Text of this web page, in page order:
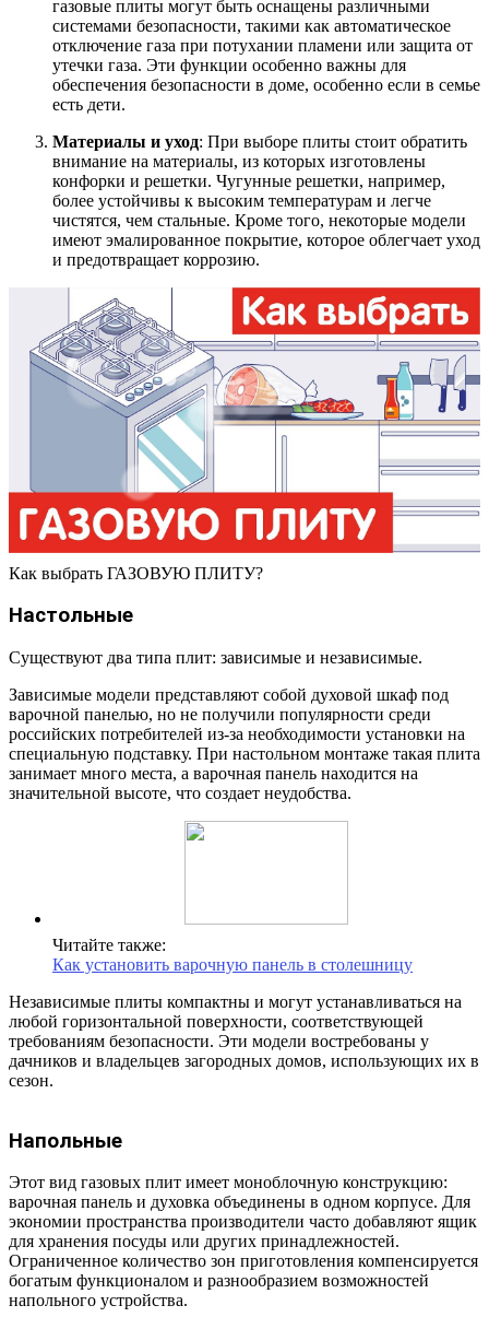
газовые плиты могут быть оснащены различными
системами безопасности, такими как автоматическое
отключение газа при потухании пламени или защита от
утечки газа. Эти функции особенно важны для
обеспечения безопасности в доме, особенно если в семье
есть дети.
Материалы и уход: При выборе плиты стоит обратить
внимание на материалы, из которых изготовлены
конфорки и решетки. Чугунные решетки, например,
более устойчивы к высоким температурам и легче
чистятся, чем стальные. Кроме того, некоторые модели
имеют эмалированное покрытие, которое облегчает уход
и предотвращает коррозию.
Как выбрать ГАЗОВУЮ ПЛИТУ?
Настольные
Существуют два типа плит: зависимые и независимые.
Зависимые модели представляют собой духовой шкаф под
варочной панелью, но не получили популярности среди
российских потребителей из-за необходимости установки на
специальную подставку. При настольном монтаже такая плита
занимает много места, а варочная панель находится на
значительной высоте, что создает неудобства.
Читайте также:
Как установить варочную панель в столешницу
Независимые плиты компактны и могут устанавливаться на
любой горизонтальной поверхности, соответствующей
требованиям безопасности. Эти модели востребованы у
дачников и владельцев загородных домов, использующих их в
сезон.
Напольные
Этот вид газовых плит имеет моноблочную конструкцию:
варочная панель и духовка объединены в одном корпусе. Для
экономии пространства производители часто добавляют ящик
для хранения посуды или других принадлежностей.
Ограниченное количество зон приготовления компенсируется
богатым функционалом и разнообразием возможностей
напольного устройства.